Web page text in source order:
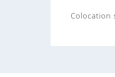
Colocation